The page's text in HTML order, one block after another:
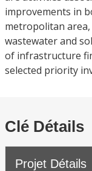
improvements in
metropolitan
wastewater and
of infrastructure
selected priority
Clé Détails
Projet Détails